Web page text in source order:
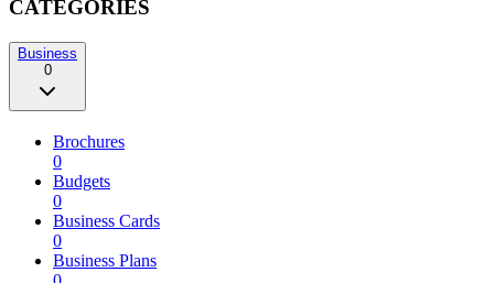
CATEGORIES
Business
0
Brochures
0
Budgets
0
Business Cards
0
Business Plans